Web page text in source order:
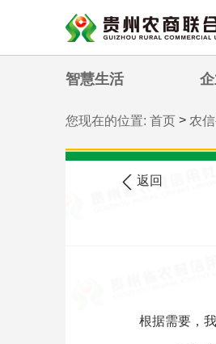
智慧生活
您现在的位置: 首页> 农
返回
根据需要，我